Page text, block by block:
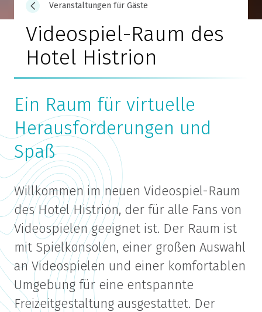
Veranstaltungen für Gäste
Videospiel-Raum des
Hotel Histrion
Ein Raum für virtuelle
Herausforderungen und
Spaß
Willkommen im neuen Videospiel-Raum
des Hotel Histrion, der für alle Fans von
Videospielen geeignet ist. Der Raum ist
mit Spielkonsolen, einer großen Auswahl
an Videospielen und einer komfortablen
Umgebung für eine entspannte
Freizeitgestaltung ausgestattet. Der